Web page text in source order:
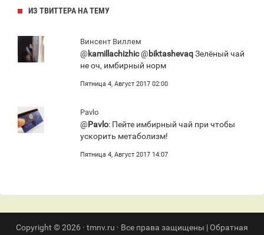
ИЗ ТВИТТЕРА НА ТЕМУ
Винсент Виллем
@kamillachizhic@biktashevaqЗелёный чай
не оч, имбирный норм
Пятница 4, Август 2017 02:00
Pavlo
@Pavlo: Пейте имбирный чай при чтобы
ускорить метаболизм!
Пятница 4, Август 2017 14:07
Copyright © 2026 · tmnv.ru · Все права защищены |Обратная